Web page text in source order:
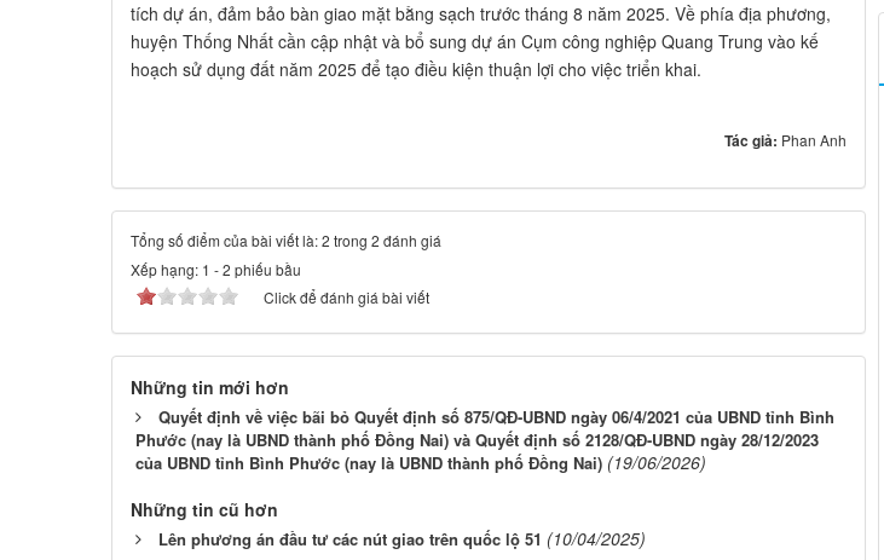
tích dự án, đảm bảo bàn giao mặt bằng sạch trước tháng 8 năm 2025. Về phía địa phương,
huyện Thống Nhất cần cập nhật và bổ sung dự án Cụm công nghiệp Quang Trung vào kế
hoạch sử dụng đất năm 2025 để tạo điều kiện thuận lợi cho việc triển khai.
Tác giả: Phan Anh
Tổng số điểm của bài viết là: 2 trong 2 đánh giá
Xếp hạng: 1 -2 phiếu bầu
Click để đánh giá bài viết
Những tin mới hơn
Quyết định về việc bãi bỏ Quyết định số 875/QĐ-UBND ngày 06/4/2021 của UBND tỉnh Bình
Phước (nay là UBND thành phố Đồng Nai) và Quyết định số 2128/QĐ-UBND ngày 28/12/2023
của UBND tỉnh Bình Phước (nay là UBND thành phố Đồng Nai) (19/06/2026)
Những tin cũ hơn
Lên phương án đầu tư các nút giao trên quốc lộ 51 (10/04/2025)